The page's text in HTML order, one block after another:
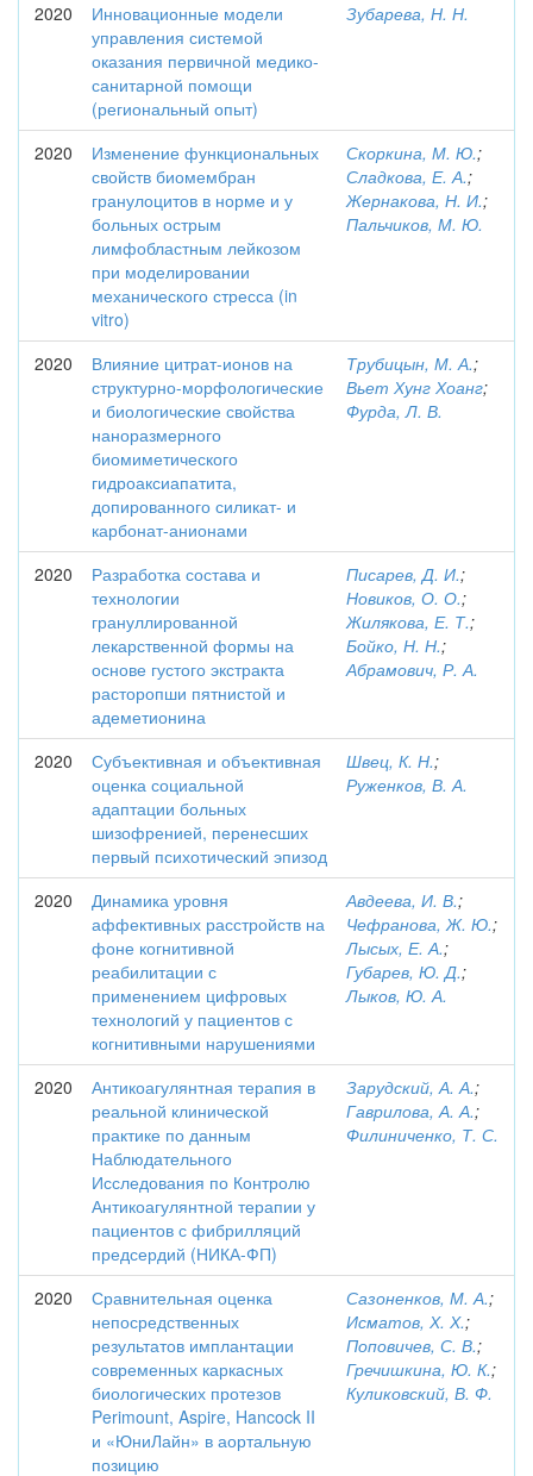
2020
Инновационные модели
управления системой
оказания первичной медико-
санитарной помощи
(региональный опыт)
Зубарева, Н. Н.
2020
Изменение функциональных
свойств биомембран
гранулоцитов в норме и у
больных острым
лимфобластным лейкозом
при моделировании
механического стресса (in
vitro)
Скоркина, М. Ю.;
Сладкова, Е. А.;
Жернакова, Н. И.;
Пальчиков, М. Ю.
2020
Влияние цитрат-ионов на
структурно-морфологические
и биологические свойства
наноразмерного
биомиметического
гидроаксиапатита,
допированного силикат- и
карбонат-анионами
Трубицын, М. А.;
Вьет Хунг Хоанг;
Фурда, Л. В.
2020
Разработка состава и
технологии
грануллированной
лекарственной формы на
основе густого экстракта
расторопши пятнистой и
адеметионина
Писарев, Д. И.;
Новиков, О. О.;
Жилякова, Е. Т.;
Бойко, Н. Н.;
Абрамович, Р. А.
2020
Субъективная и объективная
оценка социальной
адаптации больных
шизофренией, перенесших
первый психотический эпизод
Швец, К. Н.;
Руженков, В. А.
2020
Динамика уровня
аффективных расстройств на
фоне когнитивной
реабилитации с
применением цифровых
технологий у пациентов с
когнитивными нарушениями
Авдеева, И. В.;
Чефранова, Ж. Ю.;
Лысых, Е. А.;
Губарев, Ю. Д.;
Лыков, Ю. А.
2020
Антикоагулянтная терапия в
реальной клинической
практике по данным
Наблюдательного
Исследования по Контролю
Антикоагулянтной терапии у
пациентов с фибрилляций
предсердий (НИКА-ФП)
Зарудский, А. А.;
Гаврилова, А. А.;
Филиниченко, Т. С.
2020
Сравнительная оценка
непосредственных
результатов имплантации
современных каркасных
биологических протезов
Perimount, Aspire, Hancock II
и «ЮниЛайн» в аортальную
позицию
Сазоненков, М. А.;
Исматов, Х. Х.;
Поповичев, С. В.;
Гречишкина, Ю. К.;
Куликовский, В. Ф.